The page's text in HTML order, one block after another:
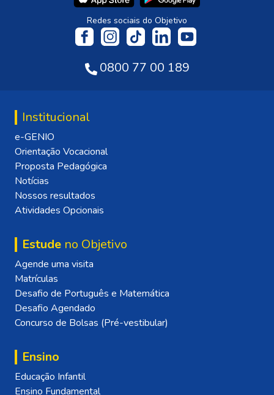
Redes sociais do Objetivo
0800 77 00 189
Institucional
e-GENIO
Orientação Vocacional
Proposta Pedagógica
Notícias
Nossos resultados
Atividades Opcionais
Estude no Objetivo
Agende uma visita
Matrículas
Desafio de Português e Matemática
Desafio Agendado
Concurso de Bolsas (Pré-vestibular)
Ensino
Educação Infantil
Ensino Fundamental